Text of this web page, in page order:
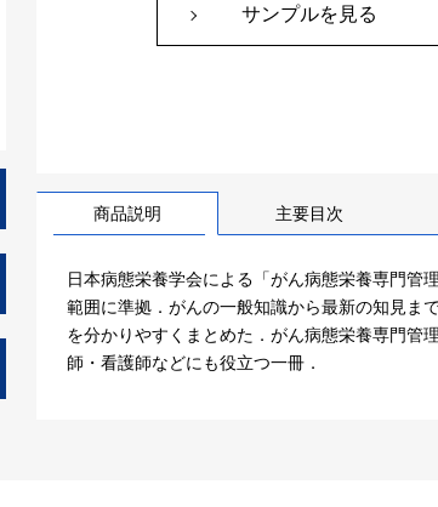
サンプルを見る
商品説明 主要目次
日本病態栄養学会による「がん病態栄養専門管
範囲に準拠．がんの一般知識から最新の知見ま
を分かりやすくまとめた．がん病態栄養専門管
師・看護師などにも役立つ一冊．